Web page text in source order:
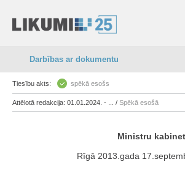
Darbības ar dokumentu
Tiesību akts: spēkā esošs
Attēlotā redakcija: 01.01.2024. - ... / Spēkā esošā
Ministru
Rīgā 2013.gada